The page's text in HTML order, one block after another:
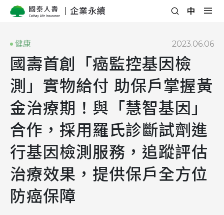
企業永續
健康 2023.06.06
國壽首創「癌監控基因檢
測」實物給付 助保戶掌握黃
金治療期！與「慧智基因」
合作，採用羅氏診斷試劑進
行基因檢測服務，追蹤評估
治療效果，提供保戶全方位
防癌保障